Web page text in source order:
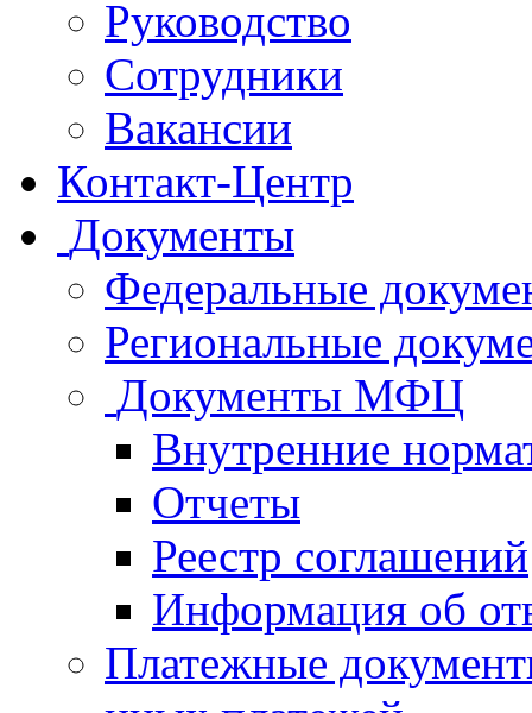
Руководство
Сотрудники
Вакансии
Контакт-Центр
Документы
Федеральные
Региональные
Документы МФЦ
Внутренние
Отчеты
Реестр соглашений
Информация об
Платежные